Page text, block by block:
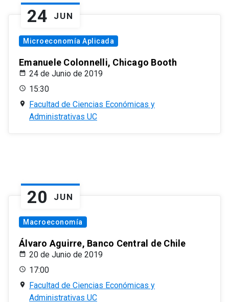
24 JUN
Microeconomía Aplicada
Emanuele Colonnelli, Chicago Booth
24 de Junio de 2019
15:30
Facultad de Ciencias Económicas y
Administrativas UC
20 JUN
Macroeconomía
Álvaro Aguirre, Banco Central de Chile
20 de Junio de 2019
17:00
Facultad de Ciencias Económicas y
Administrativas UC